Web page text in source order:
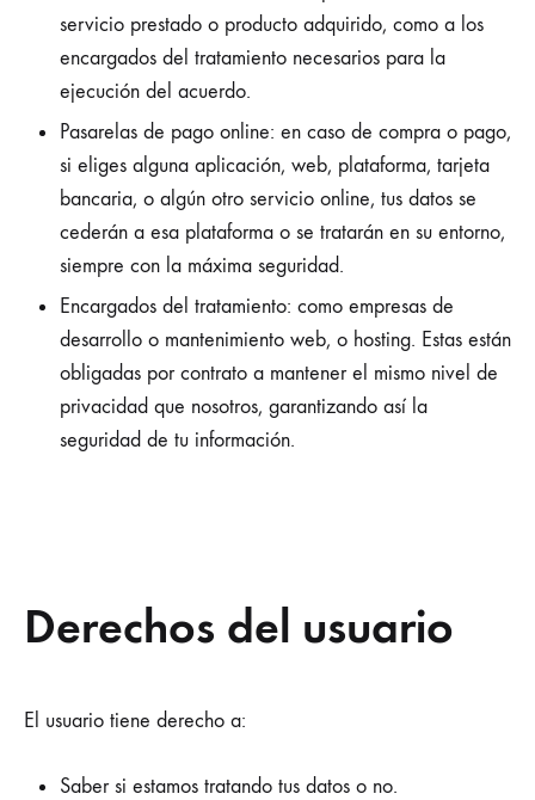
servicio prestado o producto adquirido, como a los
encargados del tratamiento necesarios para la
ejecución del acuerdo.
Pasarelas de pago online: en caso de compra o pago,
si eliges alguna aplicación, web, plataforma, tarjeta
bancaria, o algún otro servicio online, tus datos se
cederán a esa plataforma o se tratarán en su entorno,
siempre con la máxima seguridad.
Encargados del tratamiento: como empresas de
desarrollo o mantenimiento web, o hosting. Estas están
obligadas por contrato a mantener el mismo nivel de
privacidad que nosotros, garantizando así la
seguridad de tu información.
Derechos del usuario
El usuario tiene derecho a:
Saber si estamos tratando tus datos o no.